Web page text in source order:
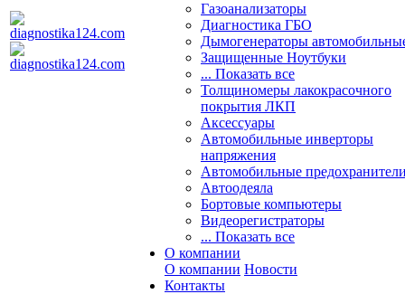
Газоанализаторы
Диагностика ГБО
Дымогенераторы
Защищенные Ноутбуки
... Показать все
Толщиномеры лакокрасочного
покрытия ЛКП
Аксессуары
Автомобильные инверторы
напряжения
Автомобильные
Автоодеяла
Бортовые компьютеры
Видеорегистраторы
... Показать все
О компании
О компании Новости
Контакты